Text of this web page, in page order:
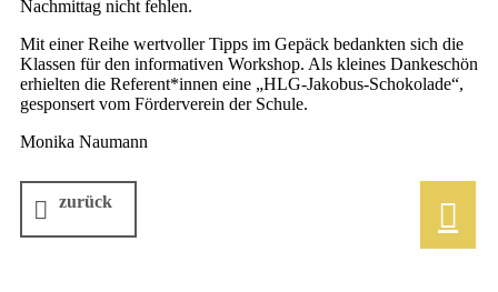
Nachmittag nicht fehlen.
Mit einer Reihe wertvoller Tipps im Gepäck bedankten sich die
Klassen für den informativen Workshop. Als kleines Dankeschön
erhielten die Referent*innen eine „HLG-Jakobus-Schokolade“,
gesponsert vom Förderverein der Schule.
Monika Naumann

zurück